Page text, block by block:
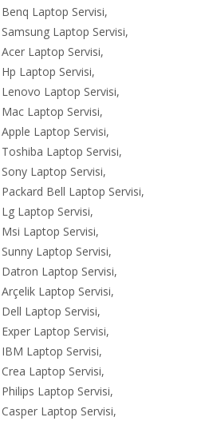
Benq Laptop Servisi,
Samsung Laptop Servisi,
Acer Laptop Servisi,
Hp Laptop Servisi,
Lenovo Laptop Servisi,
Mac Laptop Servisi,
Apple Laptop Servisi,
Toshiba Laptop Servisi,
Sony Laptop Servisi,
Packard Bell Laptop Servisi,
Lg Laptop Servisi,
Msi Laptop Servisi,
Sunny Laptop Servisi,
Datron Laptop Servisi,
Arçelik Laptop Servisi,
Dell Laptop Servisi,
Exper Laptop Servisi,
IBM Laptop Servisi,
Crea Laptop Servisi,
Philips Laptop Servisi,
Casper Laptop Servisi,